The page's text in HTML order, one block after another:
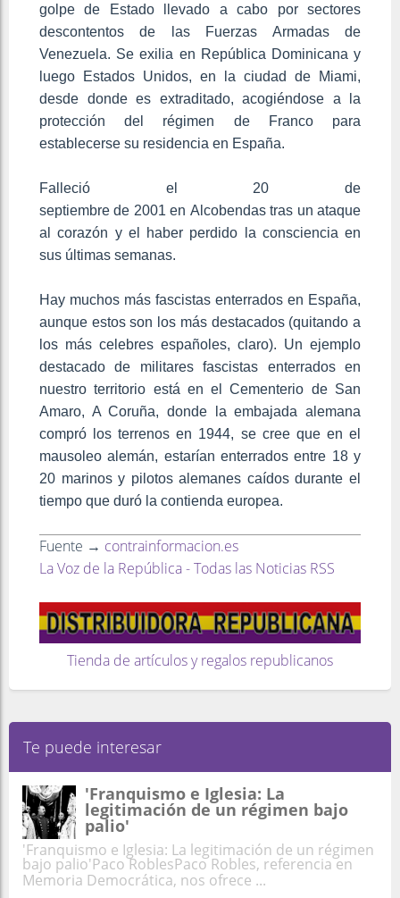
golpe de Estado llevado a cabo por sectores
descontentos de las Fuerzas Armadas de
Venezuela. Se exilia en República Dominicana y
luego Estados Unidos, en la ciudad de Miami,
desde donde es extraditado, acogiéndose a la
protección del régimen de Franco para
establecerse su residencia en España.
Falleció el 20 de
septiembre de 2001 en Alcobendas tras un ataque
al corazón y el haber perdido la consciencia en
sus últimas semanas.
Hay muchos más fascistas enterrados en España,
aunque estos son los más destacados (quitando a
los más celebres españoles, claro). Un ejemplo
destacado de militares fascistas enterrados en
nuestro territorio está en el Cementerio de San
Amaro, A Coruña, donde la embajada alemana
compró los terrenos en 1944, se cree que en el
mausoleo alemán, estarían enterrados entre 18 y
20 marinos y pilotos alemanes caídos durante el
tiempo que duró la contienda europea.
Fuente → contrainformacion.es
La Voz de la República - Todas las Noticias RSS
Tienda de artículos y regalos republicanos
Te puede interesar
'Franquismo e Iglesia: La
legitimación de un régimen bajo
palio'
'Franquismo e Iglesia: La legitimación de un régimen
bajo palio'Paco RoblesPaco Robles, referencia en
Memoria Democrática, nos ofrece ...